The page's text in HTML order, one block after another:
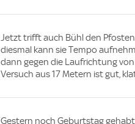
Jetzt trifft auch Bühl den
diesmal kann sie Tempo
dann gegen die Laufrichtung von
Versuch aus 17 Metern ist gut,
Gestern noch Geburtstag